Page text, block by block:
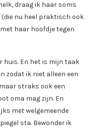
draag ik haar soms
(die nu heel praktisch ook
haar hoofdje tegen
huis. En het is mijn taak
zodat ik niet alleen een
straks ook een
oma mag zijn. En
met welgemeende
sta. Bewonder ik